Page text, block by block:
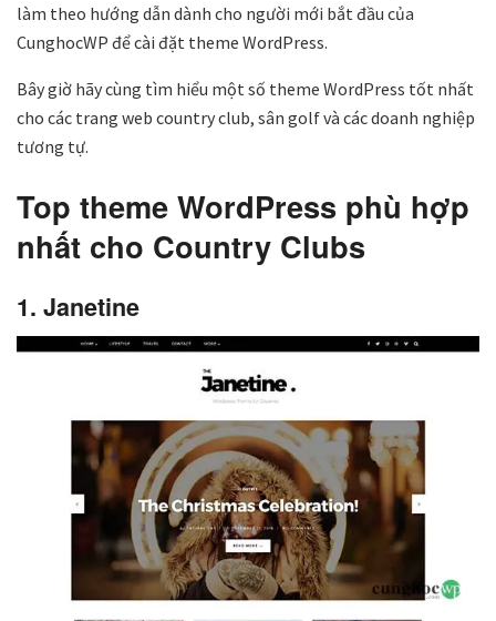
làm theo hướng dẫn dành cho người mới bắt đầu của
CunghocWP để cài đặt theme WordPress.
Bây giờ hãy cùng tìm hiểu một số theme WordPress tốt nhất
cho các trang web country club, sân golf và các doanh nghiệp
tương tự.
Top theme WordPress phù hợp
nhất cho Country Clubs
1. Janetine